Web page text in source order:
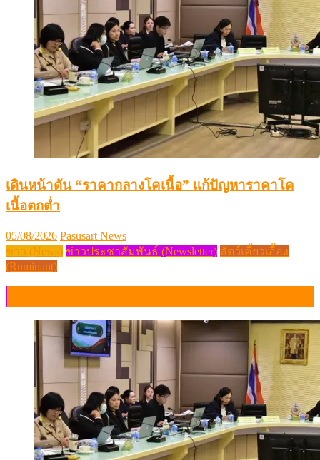
เดินหน้าดัน “ราคากลางโคเนื้อ” แก้ปัญหาราคาโค
เนื้อตกต่ำ
Posted
on
05/08/2026 Author
Pasusart News
ข่าว (News) ข่าวประชาสัมพันธ์ (Newsletter) สัตว์เคี้ยวเอื้อง
(Ruminant)